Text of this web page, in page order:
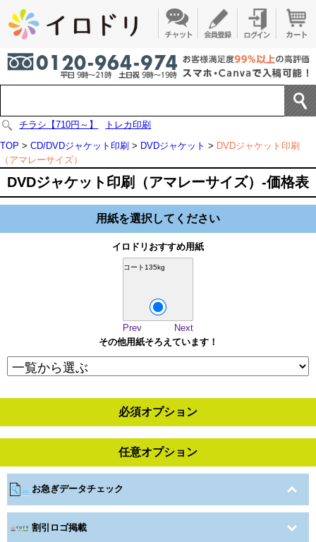
チラシ【710円～】
トレカ印刷
TOP > CD/DVDジャケット印刷 > DVDジャケット > DVDジャケット印刷
（アマレーサイズ）
DVDジャケット印刷（アマレーサイズ）-価格表
用紙を選択してください
イロドリおすすめ用紙
コート135kg
Prev
Next
その他用紙そろえています！
必須オプション
任意オプション
お急ぎデータチェック
割引ロゴ掲載